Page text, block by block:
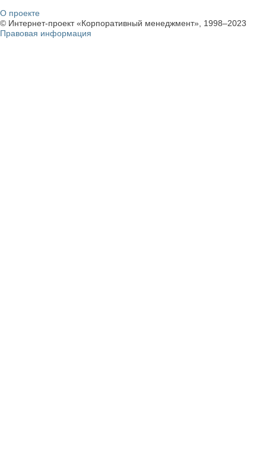
О проекте
© Интернет-проект «Корпоративный менеджмент», 1998–2023
Правовая информация